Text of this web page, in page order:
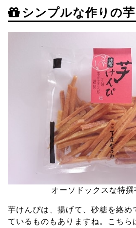
シンプルな作りの
オーソドックスな特
芋けんぴは、揚げて、砂糖を絡め
ているものもありますね。こちら